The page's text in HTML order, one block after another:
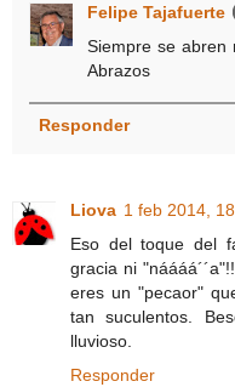
Felipe Tajafuerte
Siempre se abren
Abrazos
Responder
Liova 1 feb 2014,
Eso del toque del
gracia ni
eres un "pecaor"
tan suculentos.
lluvioso.
Responder